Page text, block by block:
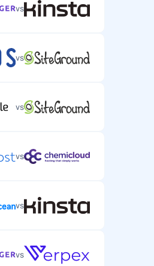
vs
vs
vs
vs
vs
vs